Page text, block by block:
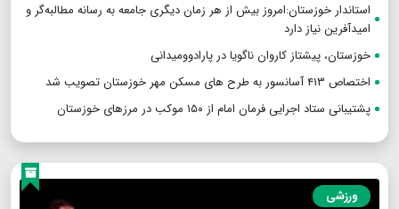
استاندار خوزستان:امروز بیش از هر زمان دیگری جامعه به رسانه مطالبه‌گر و
امیدآفرین نیاز دارد
خوزستان، پیشتاز کاروان ناگویا در پارادوومیدانی
اختصاص ۴۱۳ آسانسور به طرح های مسکن مهر خوزستان تصویب شد
پشتیبانی ستاد اجرایی فرمان امام از ۱۵۰ موکب در مرزهای خوزستان
ورزشی